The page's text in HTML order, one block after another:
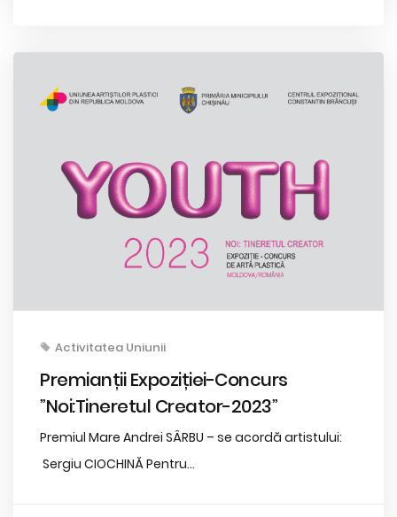
Activitatea Uniunii
Premianții Expoziției-Concurs
”Noi:Tineretul Creator-2023”
Premiul Mare Andrei SÂRBU – se acordă artistului:
Sergiu CIOCHINĂ Pentru...